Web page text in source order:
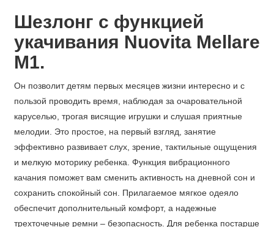
Шезлонг с функцией
укачивания Nuovita Mellare
M1.
Он позволит детям первых месяцев жизни интересно и с
пользой проводить время, наблюдая за очаровательной
каруселью, трогая висящие игрушки и слушая приятные
мелодии. Это простое, на первый взгляд, занятие
эффективно развивает слух, зрение, тактильные ощущения
и мелкую моторику ребенка. Функция вибрационного
качания поможет вам сменить активность на дневной сон и
сохранить спокойный сон. Прилагаемое мягкое одеяло
обеспечит дополнительный комфорт, а надежные
трехточечные ремни – безопасность. Для ребенка постарше